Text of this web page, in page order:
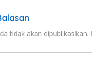
tidak akan dipublikasikan.